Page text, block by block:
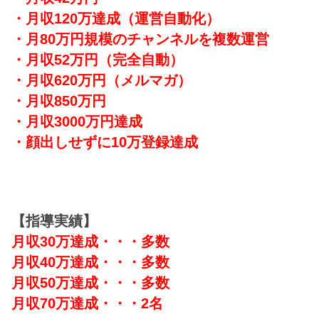
・月収120万達成 （運営自動化）
・月80万円規模のチャンネルを複数運営
・月収52万円（完全自動）
・月収620万円（メルマガ）
・月収850万円
・月収3000万円達成
・顔出しせずに10万登録達成
【指導実績】
月収30万達成・・・多数
月収40万達成・・・多数
月収50万達成・・・多数
月収70万達成・・・2名